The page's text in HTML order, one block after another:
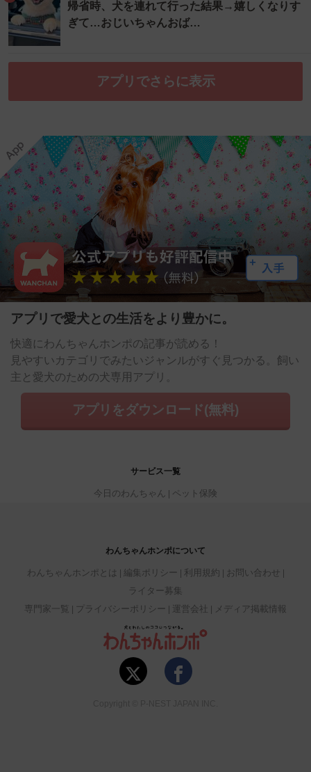
帰省時、犬を連れて行った結果→嬉しくなりす
ぎて…おじいちゃんおば…
アプリでさらに表示
アプリで愛犬との生活をより豊かに。
快適にわんちゃんホンポの記事が読める！
見やすいカテゴリでみたいジャンルがすぐ見つかる。飼い
主と愛犬のための犬専用アプリ。
アプリをダウンロード(無料)
サービス一覧
今日のわんちゃん ペット保険
わんちゃんホンポについて
わんちゃんホンポとは 編集ポリシー 利用規約
お問い合わせ
ライター募集
専門家一覧
プライバシーポリシー 運営会社 メディア掲載情報